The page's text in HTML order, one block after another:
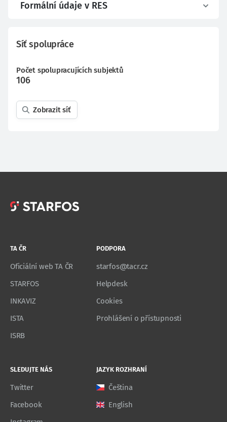
Formální údaje v RES
Síť spolupráce
Počet spolupracujících subjektů
106
Zobrazit síť
TA ČR
Oficiální web TA ČR
STARFOS
INKAVIZ
ISTA
ISRB
PODPORA
starfos@tacr.cz
Helpdesk
Cookies
Prohlášení o přístupnosti
SLEDUJTE NÁS
Twitter
Facebook
JAZYK ROZHRANÍ
Čeština
English